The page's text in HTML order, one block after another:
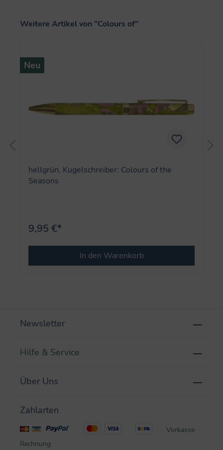
Produktgalerie überspringen
Weitere Artikel von "Colours of"
Neu
hellgrün, Kugelschreiber: Colours of the
Seasons
9,95 €*
In den Warenkorb
Newsletter
Hilfe & Service
Über Uns
Zahlarten
Vorkasse
Rechnung